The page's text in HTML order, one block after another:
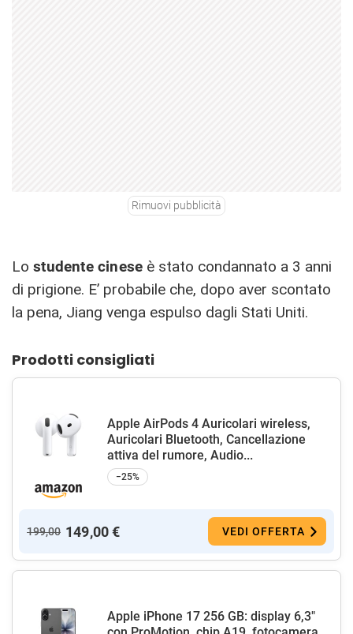
Rimuovi pubblicità
Lo studente cinese è stato condannato a 3 anni
di prigione. E’ probabile che, dopo aver scontato
la pena, Jiang venga espulso dagli Stati Uniti.
Prodotti consigliati
Apple AirPods 4 Auricolari wireless,
Auricolari Bluetooth, Cancellazione
attiva del rumore, Audio...
−25%
199,00 149,00 € VEDI OFFERTA
Apple iPhone 17 256 GB: display 6,3"